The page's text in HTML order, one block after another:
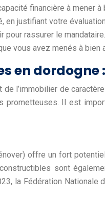
financière à mener à
en justifiant votre
rassurer le mandataire.
vous avez menés à bien
en
l’immobilier de
Il est
offre un fort
sont
la Fédération